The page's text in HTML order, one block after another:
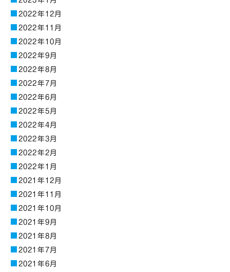
2022年12月
2022年11月
2022年10月
2022年9月
2022年8月
2022年7月
2022年6月
2022年5月
2022年4月
2022年3月
2022年2月
2022年1月
2021年12月
2021年11月
2021年10月
2021年9月
2021年8月
2021年7月
2021年6月